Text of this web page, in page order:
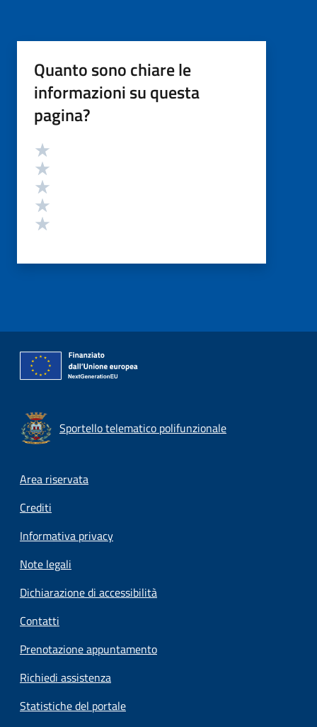
Quanto sono chiare le
informazioni su questa
pagina?
Valutazione
Sportello telematico polifunzionale
Footer menu
Area riservata
Crediti
Informativa privacy
Note legali
Dichiarazione di accessibilità
Contatti
Prenotazione appuntamento
Richiedi assistenza
Statistiche del portale